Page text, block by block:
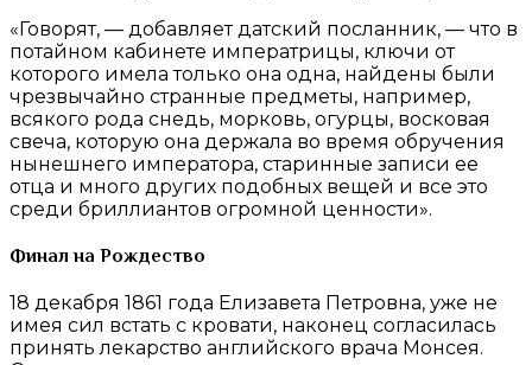
«Говорят, — добавляет датский посланник, — что в
потайном кабинете императрицы, ключи от
которого имела только она одна, найдены были
чрезвычайно странные предметы, например,
всякого рода снедь, морковь, огурцы, восковая
свеча, которую она держала во время обручения
нынешнего императора, старинные записи ее
отца и много других подобных вещей и все это
среди бриллиантов огромной ценности».
Финал на Рождество
18 декабря 1861 года Елизавета Петровна, уже не
имея сил встать с кровати, наконец согласилась
принять лекарство английского врача Монсея.